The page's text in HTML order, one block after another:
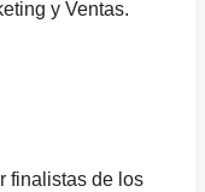
y Ventas.
finalistas de los